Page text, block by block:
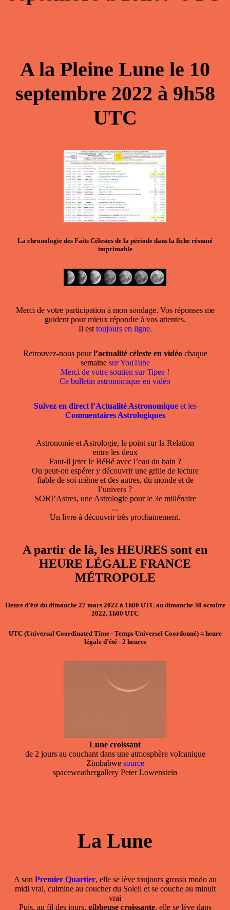
A la Pleine Lune le 10
septembre 2022 à 9h58
UTC
La chronologie des Faits Célestes de la période dans la fiche résumé
imprimable
Merci de votre participation à mon sondage. Vos réponses me
guident pour mieux répondre à vos attentes.
Il est toujours en ligne.
Retrouvez-nous pourl’actualité céleste en vidéochaque
semaine sur YouTube
Merci de votre soutien sur Tipee !
Ce bulletin astronomique en vidéo
Suivez en direct l’Actualité Astronomiqueet les
Commentaires Astrologiques
Astronomie et Astrologie, le point sur la Relation
entre les deux
Faut-il jeter le BéBé avec l’eau du bain ?
Ou peut-on espérer y découvrir une grille de lecture
fiable de soi-même et des autres, du monde et de
l’univers ?
SORI’Astres, une Astrologie pour le 3e millénaire
...
Un livre à découvrir très prochainement.
A partir de là, les HEURES sont en
HEURE LÉGALE FRANCE
MÉTROPOLE
Heure d’été du dimanche 27 mars 2022 à 1h00 UTC au dimanche 30 octobre
2022, 1h00 UTC
UTC(Universal Coordinated Time - Temps Universel Coordonné) =heure
légale d’été - 2 heures
Lune croissant
de 2 jours au couchant dans une atmosphère volcanique
Zimbabwe source
spaceweathergallery Peter Lowenstein
La Lune
A son Premier Quartier, elle se lève toujours grosso modo au
midi vrai, culmine au coucher du Soleil et se couche au minuit
vrai
Puis, au fil des jours, gibbeuse croissante, elle se lève dans